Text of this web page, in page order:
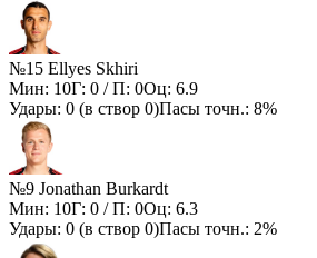
№15 Ellyes Skhiri
Мин: 10Г: 0 / П: 0Оц: 6.9
Удары: 0 (в створ 0)Пасы точн.: 8%
№9 Jonathan Burkardt
Мин: 10Г: 0 / П: 0Оц: 6.3
Удары: 0 (в створ 0)Пасы точн.: 2%